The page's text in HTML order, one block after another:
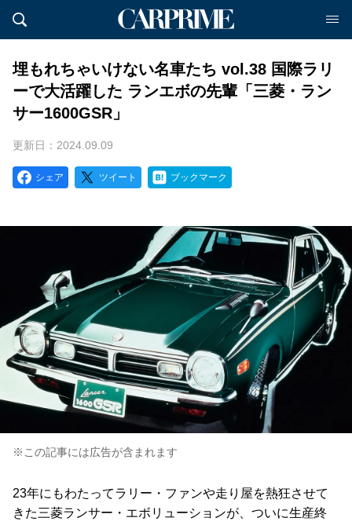
埋もれちゃいけない名車たち vol.38 国際ラリ
ーで大活躍した ランエボの先輩「三菱・ラン
サー1600GSR」
更新日：2024.09.09
シェア ツイート ブックマーク
※この記事には広告が含まれます
23年にもわたってラリー・ファンや走り屋を熱狂させて
きた三菱ランサー・エボリューションが、ついに生産終